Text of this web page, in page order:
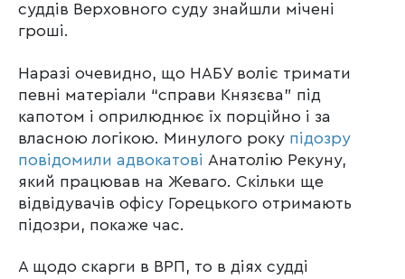
суддів Верховного суду знайшли мічені
гроші.
Наразі очевидно, що НАБУ воліє тримати
певні матеріали “справи Князєва” під
капотом і оприлюднює їх порційно і за
власною логікою. Минулого року підозру
повідомили адвокатові Анатолію Рекуну,
який працював на Жеваго. Скільки ще
відвідувачів офісу Горецького отримають
підозри, покаже час.
А щодо скарги в ВРП, то в діях судді